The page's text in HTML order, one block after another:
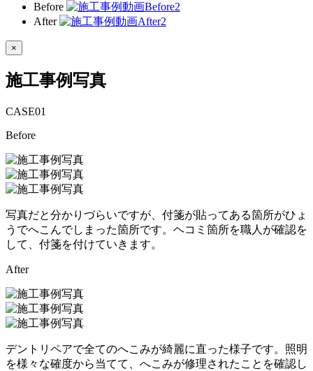
Before
After
×
施工事例写真
CASE01
Before
写真だと分かりづらいですが、付箋が貼ってある箇所がひょ
うでへこんでしまった箇所です。ヘコミ箇所を職人が確認を
して、付箋を付けていきます。
After
デントリペアで全てのへこみが綺麗に直った様子です。照明
を様々な確度から当てて、へこみが修理されたことを確認し